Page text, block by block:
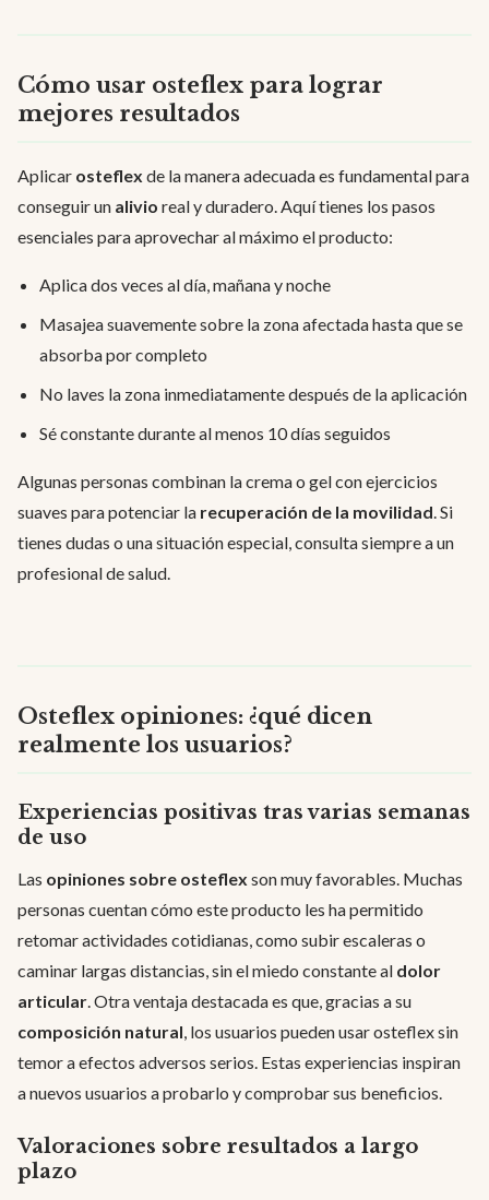
Cómo usar osteflex para lograr
mejores resultados
Aplicar osteflex de la manera adecuada es fundamental para
conseguir un alivio real y duradero. Aquí tienes los pasos
esenciales para aprovechar al máximo el producto:
Aplica dos veces al día, mañana y noche
Masajea suavemente sobre la zona afectada hasta que se
absorba por completo
No laves la zona inmediatamente después de la aplicación
Sé constante durante al menos 10 días seguidos
Algunas personas combinan la crema o gel con ejercicios
suaves para potenciar la recuperación de la movilidad. Si
tienes dudas o una situación especial, consulta siempre a un
profesional de salud.
Osteflex opiniones: ¿qué dicen
realmente los usuarios?
Experiencias positivas tras varias semanas
de uso
Las opiniones sobre osteflex son muy favorables. Muchas
personas cuentan cómo este producto les ha permitido
retomar actividades cotidianas, como subir escaleras o
caminar largas distancias, sin el miedo constante al dolor
articular. Otra ventaja destacada es que, gracias a su
composición natural, los usuarios pueden usar osteflex sin
temor a efectos adversos serios. Estas experiencias inspiran
a nuevos usuarios a probarlo y comprobar sus beneficios.
Valoraciones sobre resultados a largo
plazo